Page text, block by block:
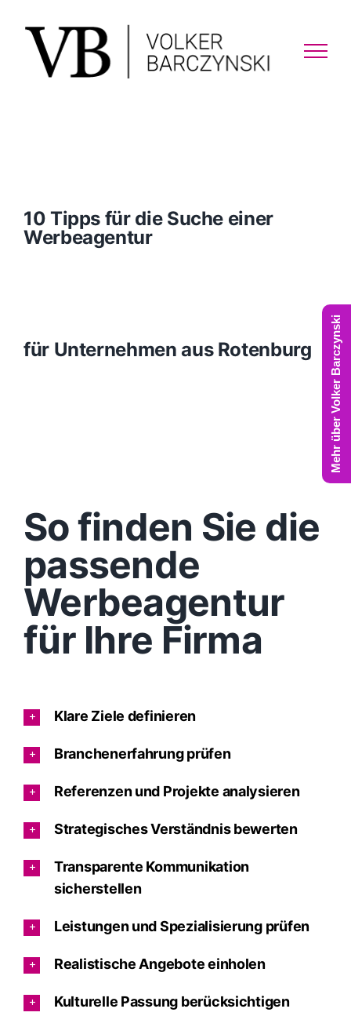
content
10 Tipps für die Suche einer
Werbeagentur
für Unternehmen aus Rotenburg
So finden Sie die
passende
Werbeagentur
für Ihre Firma
Klare Ziele definieren
Branchenerfahrung prüfen
Referenzen und Projekte analysieren
Strategisches Verständnis bewerten
Transparente Kommunikation
sicherstellen
Leistungen und Spezialisierung prüfen
Realistische Angebote einholen
Kulturelle Passung berücksichtigen
Mehr über Volker Barczynski